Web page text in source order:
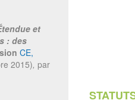
et
: des
CE,
2015), par